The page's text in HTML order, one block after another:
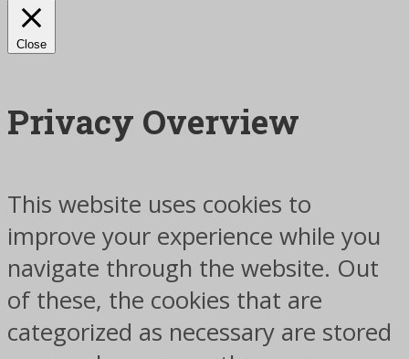
Close
Privacy Overview
This website uses cookies to
improve your experience while you
navigate through the website. Out
of these, the cookies that are
categorized as necessary are stored